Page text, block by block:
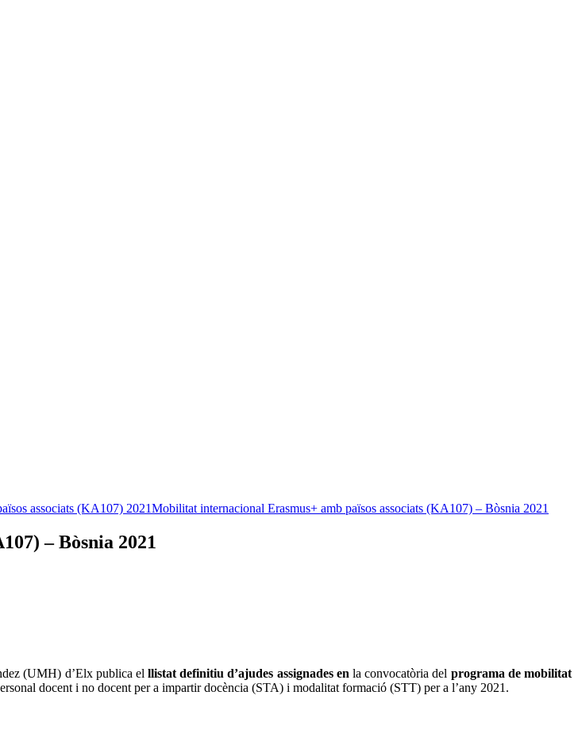
associats (KA107) 2021Mobilitat internacional Erasmus+ amb països associats (KA107) – Bòsnia 2021
– Bòsnia 2021
(UMH) d’Elx publica elllistat definitiu d’ajudes assignades en la convocatòria del programa de mobilitat
docent i no docent per a impartir docència (STA) i modalitat formació (STT) per a l’any 2021.